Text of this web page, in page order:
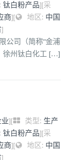
钛白粉产品][采
商][ 地区: 中国
]
公司（简称“金浦
徐州钛白化工 […]
业][ 类型: 生产
钛白粉产品][采
商][ 地区: 中国
]